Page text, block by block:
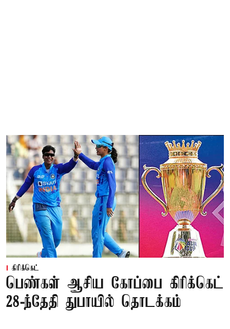
கிரிக்கெட்
பெண்கள் ஆசிய கோப்பை கிரிக்கெட்
28-ந்தேதி துபாயில் தொடக்கம்